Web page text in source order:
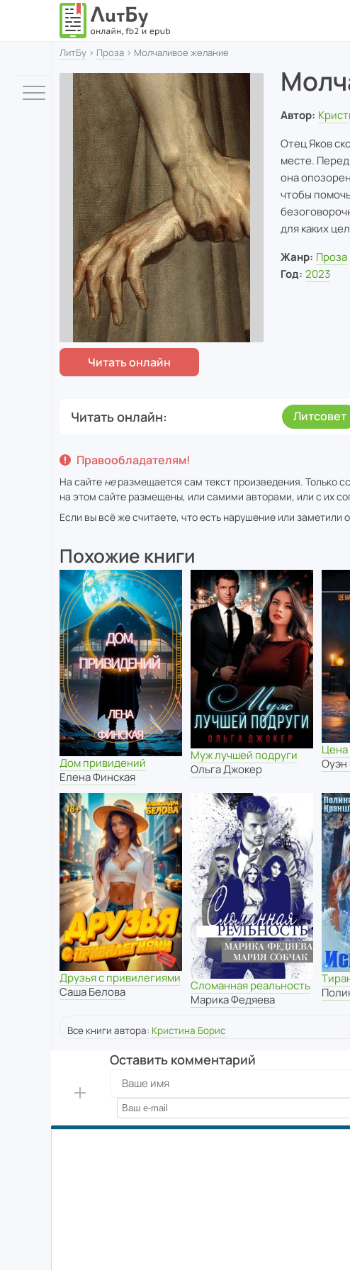
ЛитБу › Проза › Молчаливое желание
Автор:
Отец Яков
месте.
она
чтобы
для каких
Жанр: Проза
Год: 2023
Читать онлайн Литсовет
Правообладателям!
На сайте неразмещается сам текст произведения. Только
на этом сайте размещены, или самими авторами, или с их
Если вы всё же считаете, что есть нарушение или заметили
Похожие книги
Дом привидений
Елена Финская
Муж лучшей подруги
Ольга Джокер
Цена
Оуэн
Друзья с привилегиями
Саша Белова
Сломанная реальность
Марика Федяева
Все книги автора: Кристина Борис
Оставить комментарий